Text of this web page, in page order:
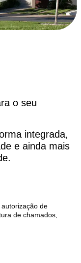
o seu
integrada,
e ainda mais
de
de chamados,